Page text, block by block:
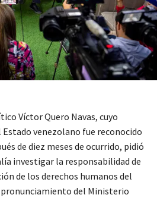
Víctor Quero Navas, cuyo
Estado venezolano fue reconocido
de diez meses de ocurrido, pidió
investigar la responsabilidad de
de los derechos humanos del
del Ministerio